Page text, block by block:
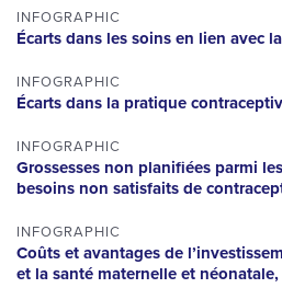
INFOGRAPHIC
Écarts dans les soins en lien avec
INFOGRAPHIC
Écarts dans la pratique
INFOGRAPHIC
Grossesses non planifiées parmi
besoins non satisfaits de
INFOGRAPHIC
Coûts et avantages de
et la santé maternelle et néonatale,